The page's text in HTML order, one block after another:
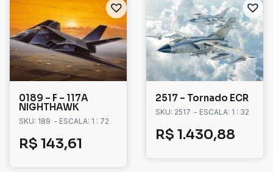
0189 – F – 117A
NIGHTHAWK
SKU: 189 - ESCALA: 1 : 72
R$ 143,61
2517 – Tornado ECR
SKU: 2517 - ESCALA: 1 : 32
R$ 1.430,88